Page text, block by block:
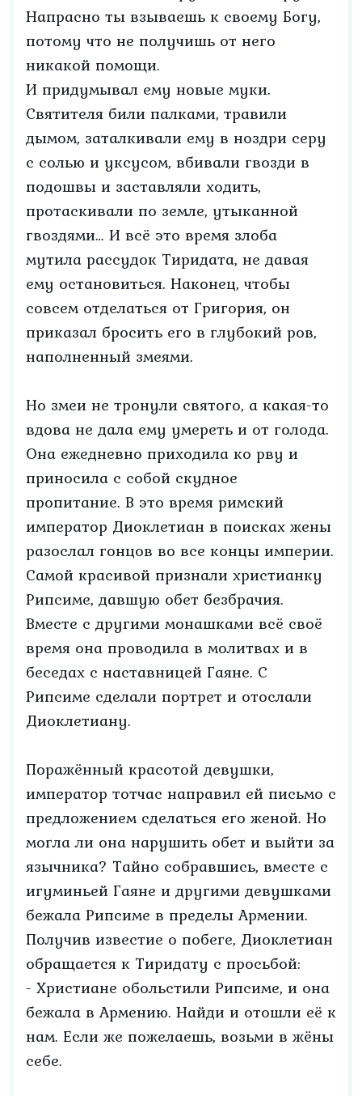
Напрасно ты взываешь к своему Богу,
потому что не получишь от него
никакой помощи.
И придумывал ему новые муки.
Святителя били палками, травили
дымом, заталкивали ему в ноздри серу
с солью и уксусом, вбивали гвозди в
подошвы и заставляли ходить,
протаскивали по земле, утыканной
гвоздями… И всё это время злоба
мутила рассудок Тиридата, не давая
ему остановиться. Наконец, чтобы
совсем отделаться от Григория, он
приказал бросить его в глубокий ров,
наполненный змеями.
Но змеи не тронули святого, а какая-то
вдова не дала ему умереть и от голода.
Она ежедневно приходила ко рву и
приносила с собой скудное
пропитание. В это время римский
император Диоклетиан в поисках жены
разослал гонцов во все концы империи.
Самой красивой признали христианку
Рипсиме, давшую обет безбрачия.
Вместе с другими монашками всё своё
время она проводила в молитвах и в
беседах с наставницей Гаяне. С
Рипсиме сделали портрет и отослали
Диоклетиану.
Поражённый красотой девушки,
император тотчас направил ей письмо с
предложением сделаться его женой. Но
могла ли она нарушить обет и выйти за
язычника? Тайно собравшись, вместе с
игуминьей Гаяне и другими девушками
бежала Рипсиме в пределы Армении.
Получив известие о побеге, Диоклетиан
обращается к Тиридату с просьбой:
- Христиане обольстили Рипсиме, и она
бежала в Армению. Найди и отошли её к
нам. Если же пожелаешь, возьми в жёны
себе.